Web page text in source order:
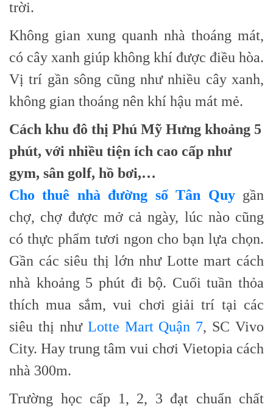
trời.
Không gian xung quanh nhà thoáng mát,
có cây xanh giúp không khí được điều hòa.
Vị trí gần sông cũng như nhiều cây xanh,
không gian thoáng nên khí hậu mát mẻ.
Cách khu đô thị Phú Mỹ Hưng khoảng 5
phút, với nhiều tiện ích cao cấp như
gym, sân golf, hồ bơi,…
Cho thuê nhà đường số Tân Quygần
chợ, chợ được mở cả ngày, lúc nào cũng
có thực phẩm tươi ngon cho bạn lựa chọn.
Gần các siêu thị lớn như Lotte mart cách
nhà khoảng 5 phút đi bộ. Cuối tuần thỏa
thích mua sắm, vui chơi giải trí tại các
siêu thị như Lotte Mart Quận 7, SC Vivo
City. Hay trung tâm vui chơi Vietopia cách
nhà 300m.
Trường học cấp 1, 2, 3 đạt chuẩn chất